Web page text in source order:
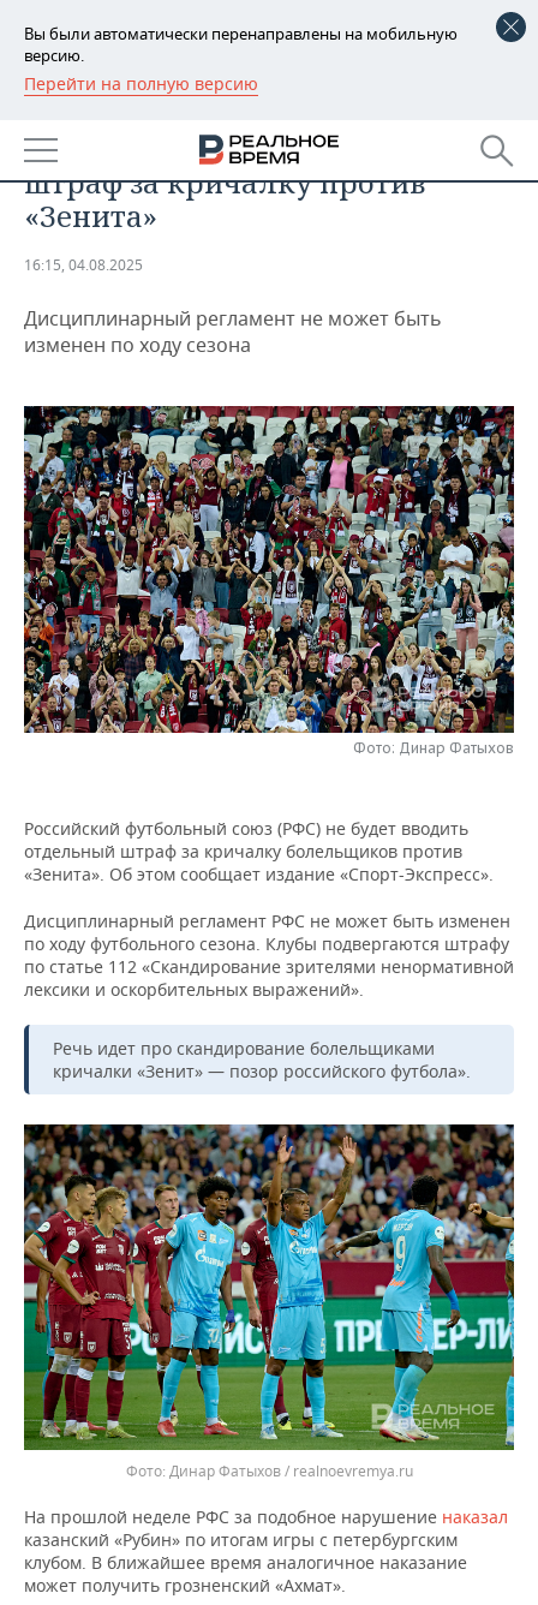
Вы были автоматически перенаправлены на мобильную
версию.
Перейти на полную версию
РЕГИОНЫ
БАШКОРТОСТАН
ТАТАРСТАН
НОВОСТИ
АНАЛИТИКА
ДЕКЛАРАЦИИ О ДОХОДАХ
КОРОЛИ ГОСЗАКАЗА ПФО
ВУЗЫ ТАТАРСТАНА
КОМУ ПРИНАДЛЕЖАТ
ТОРГОВЫЕ ЦЕНТРЫ
ТАТАРСТАНА
НОВОСТИ ЭКОНОМИКИ
БАНКИ
БЮДЖЕТ
ИНВЕСТИЦИИ
ПРОМЫШЛЕННОСТЬ
АГРОПРОМ
МАШИНОСТРОЕНИЕ
НЕФТЕХИМИЯ
НЕФТЬ
ОПК
ЭНЕРГЕТИКА
НЕДВИЖИМОСТЬ
НОВОСТИ НЕДВИЖИМОСТИ
АВТО
НОВОСТИ АВТО
БИЗНЕС
НОВОСТИ БИЗНЕСА
РОЗНИЧНАЯ ТОРГОВЛЯ
ТРАНСПОРТ
УСЛУГИ
ТЕХНОЛОГИИ
НОВОСТИ ТЕХНОЛОГИЙ
IT
МЕДИА
МЕРОПРИЯТИЯ
НОВОСТИ МЕРОПРИЯТИЙ
ВЫЕЗДНАЯ РЕДАКЦИЯ
ОТКРЫТАЯ ЛЕКЦИЯ
СПОРТ
НОВОСТИ СПОРТА
БАСКЕТБОЛ
ВОЛЕЙБОЛ
КИБЕРСПОРТ
ФИГУРНОЕ КАТАНИЕ
ВОДНЫЕ ВИДЫ СПОРТА
ХОККЕЙ С МЯЧОМ
ОБЩЕСТВО
ИНФРАСТРУКТУРА
ИСТОРИЯ
КУЛЬТУРА
МЕДИЦИНА
ОБРАЗОВАНИЕ
ПРОИСШЕСТВИЯ
СПРАВОЧНИК
СПИСОК ПЕРСОН
СПИСОК КОМПАНИЙ
ПОЛНАЯ ВЕРСИЯ
РФС не будет вводить отдельный
штраф за кричалку против
«Зенита»
16:15, 04.08.2025
Дисциплинарный регламент не может быть
изменен по ходу сезона
Фото: Динар Фатыхов
Российский футбольный союз (РФС) не будет вводить
отдельный штраф за кричалку болельщиков против
«Зенита». Об этом сообщает издание «Спорт-Экспресс».
Дисциплинарный регламент РФС не может быть изменен
по ходу футбольного сезона. Клубы подвергаются штрафу
по статье 112 «Скандирование зрителями ненормативной
лексики и оскорбительных выражений».
Речь идет про скандирование болельщиками
кричалки «Зенит» — позор российского футбола».
Динар Фатыхов / realnoevremya.ru
На прошлой неделе РФС за подобное нарушение наказал
казанский «Рубин» по итогам игры с петербургским
клубом. В ближайшее время аналогичное наказание
может получить грозненский «Ахмат».